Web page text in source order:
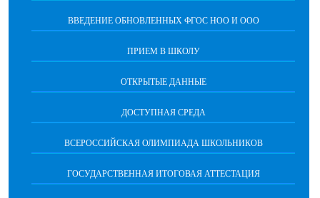
ВВЕДЕНИЕ ОБНОВЛЕННЫХ ФГОС НОО И ООО
ПРИЕМ В ШКОЛУ
ОТКРЫТЫЕ ДАННЫЕ
ДОСТУПНАЯ СРЕДА
ВСЕРОССИЙСКАЯ ОЛИМПИАДА ШКОЛЬНИКОВ
ГОСУДАРСТВЕННАЯ ИТОГОВАЯ АТТЕСТАЦИЯ